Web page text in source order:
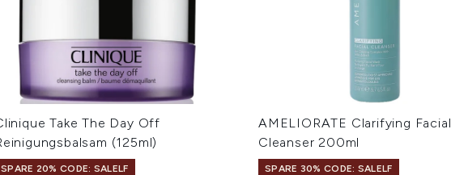
Take The Day Off
(125ml)
SPARE 20% CODE: SALELF
AMELIORATE Clarifying Facial
Cleanser 200ml
SPARE 30% CODE: SALELF